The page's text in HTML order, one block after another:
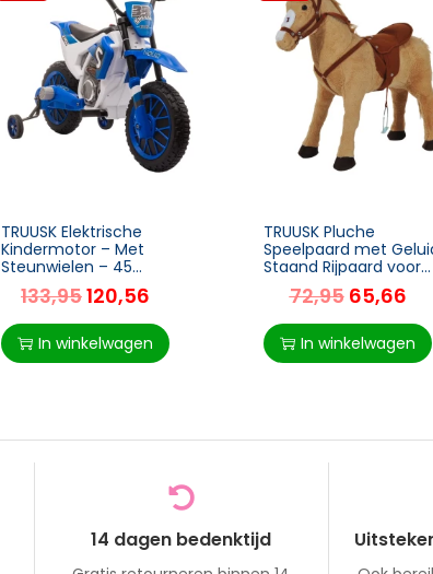
TRUUSK Elektrische
Kindermotor – Met
Steunwielen – 45
Minuten Rijtijd – Geschikt
vanaf 3 Jaar – Blauw+Wit
– 106,5 x 51,5 x 68 cm
133,95120,56
In winkelwagen
TRUUSK Pluche
Speelpaard met
Staand Rijpaard voor
Kinderen – Beige – 85 x
28 x 60 cm
72,95 65,66
In winkelwagen
14 dagen bedenktijd